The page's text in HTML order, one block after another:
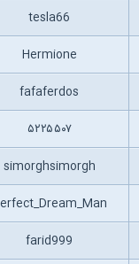
tesla66
Hermione
fafaferdos
۵۲۲۵۵۰۷
simorghsimorgh
farid999